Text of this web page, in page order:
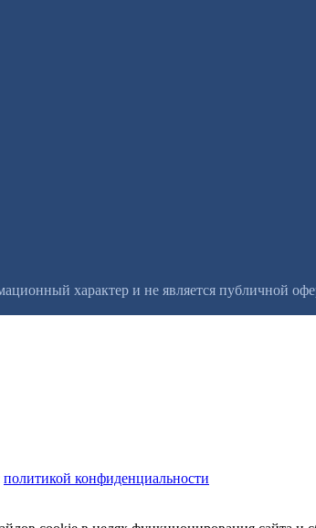
характер и не является публичной
политикой конфиденциальности